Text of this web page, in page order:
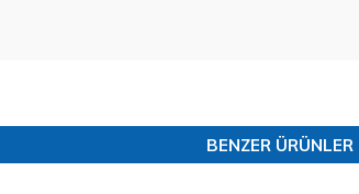
BENZER ÜRÜNLER